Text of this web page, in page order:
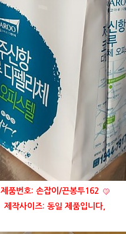
제품번호: 손잡이/끈봉투162
제작사이즈: 동일 제품입니다,